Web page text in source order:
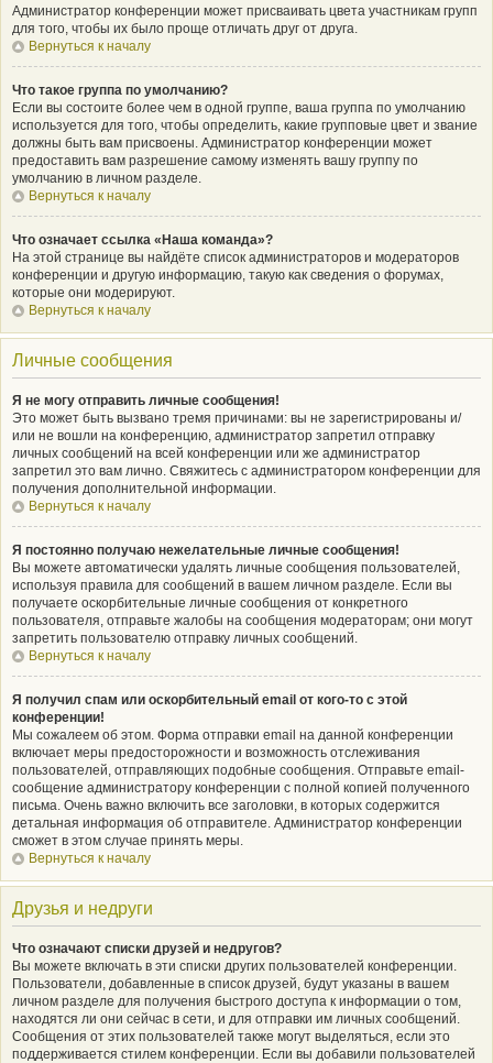
Администратор конференции может присваивать цвета участникам групп
для того, чтобы их было проще отличать друг от друга.
Вернуться к началу
Что такое группа по умолчанию?
Если вы состоите более чем в одной группе, ваша группа по умолчанию
используется для того, чтобы определить, какие групповые цвет и звание
должны быть вам присвоены. Администратор конференции может
предоставить вам разрешение самому изменять вашу группу по
умолчанию в личном разделе.
Вернуться к началу
Что означает ссылка «Наша команда»?
На этой странице вы найдёте список администраторов и модераторов
конференции и другую информацию, такую как сведения о форумах,
которые они модерируют.
Вернуться к началу
Личные сообщения
Я не могу отправить личные сообщения!
Это может быть вызвано тремя причинами: вы не зарегистрированы и/
или не вошли на конференцию, администратор запретил отправку
личных сообщений на всей конференции или же администратор
запретил это вам лично. Свяжитесь с администратором конференции для
получения дополнительной информации.
Вернуться к началу
Я постоянно получаю нежелательные личные сообщения!
Вы можете автоматически удалять личные сообщения пользователей,
используя правила для сообщений в вашем личном разделе. Если вы
получаете оскорбительные личные сообщения от конкретного
пользователя, отправьте жалобы на сообщения модераторам; они могут
запретить пользователю отправку личных сообщений.
Вернуться к началу
Я получил спам или оскорбительный email от кого-то с этой
конференции!
Мы сожалеем об этом. Форма отправки email на данной конференции
включает меры предосторожности и возможность отслеживания
пользователей, отправляющих подобные сообщения. Отправьте email-
сообщение администратору конференции с полной копией полученного
письма. Очень важно включить все заголовки, в которых содержится
детальная информация об отправителе. Администратор конференции
сможет в этом случае принять меры.
Вернуться к началу
Друзья и недруги
Что означают списки друзей и недругов?
Вы можете включать в эти списки других пользователей конференции.
Пользователи, добавленные в список друзей, будут указаны в вашем
личном разделе для получения быстрого доступа к информации о том,
находятся ли они сейчас в сети, и для отправки им личных сообщений.
Сообщения от этих пользователей также могут выделяться, если это
поддерживается стилем конференции. Если вы добавили пользователей